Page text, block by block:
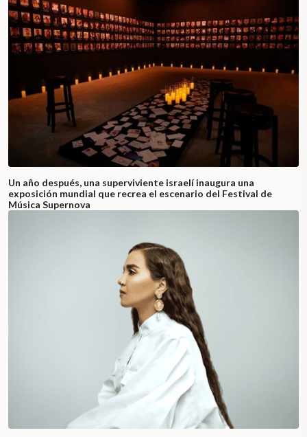
Un año después, una superviviente israelí inaugura una
exposición mundial que recrea el escenario del Festival de
Música Supernova